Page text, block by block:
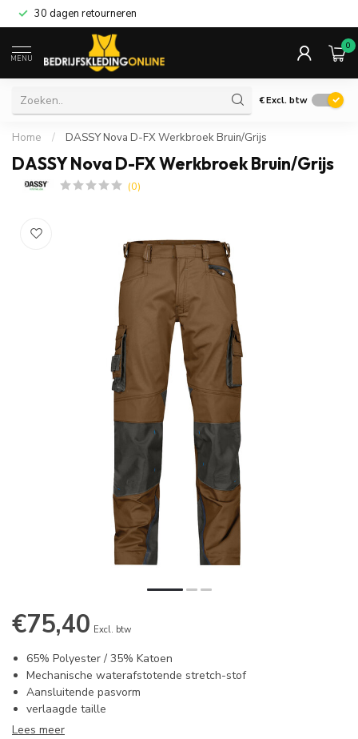
30 dagen retourneren
MENU
0
€Excl. btw
Home / DASSY Nova D-FX Werkbroek Bruin/Grijs
DASSY Nova D-FX Werkbroek Bruin/Grijs
(0)
€75,40 Excl. btw
65% Polyester / 35% Katoen
Mechanische waterafstotende stretch-stof
Aansluitende pasvorm
verlaagde taille
Lees meer